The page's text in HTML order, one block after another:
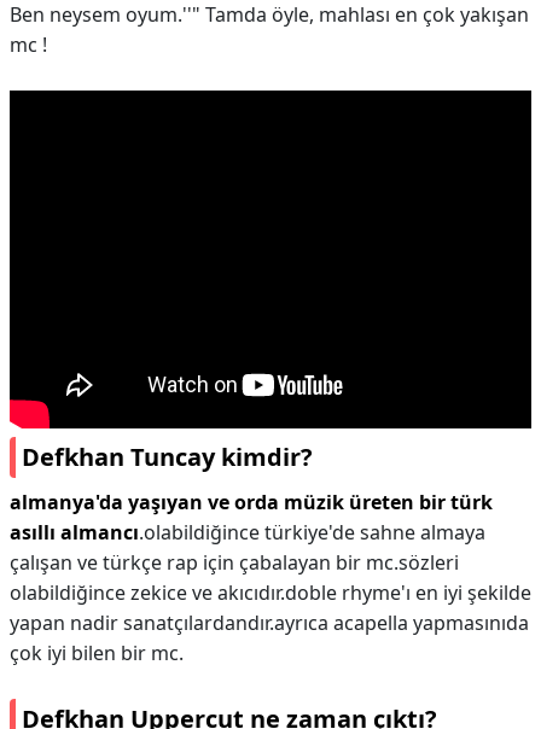
Ben neysem oyum.''" Tamda öyle, mahlası en çok yakışan
mc !
Defkhan Tuncay kimdir?
almanya'da yaşıyan ve orda müzik üreten bir türk
asıllı almancı.olabildiğince türkiye'de sahne almaya
çalışan ve türkçe rap için çabalayan bir mc.sözleri
olabildiğince zekice ve akıcıdır.doble rhyme'ı en iyi şekilde
yapan nadir sanatçılardandır.ayrıca acapella yapmasınıda
çok iyi bilen bir mc.
Defkhan Uppercut ne zaman çıktı?